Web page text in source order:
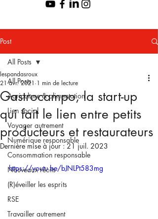
Post
All Posts
Agriculture & alimentation
Lien social
Voyager autrement
Numérique responsable
Consommation responsable
Nouveaux récits
(R)éveiller les esprits
RSE
Travailler autrement
All Posts
Gastrocampo, la start-up
qui fait le lien entre petits
producteurs et restaurateurs
lespandasroux
21 avr. 2021 1 min de lecture
Dernière mise à jour :21 juil. 2023
https://youtu.be/bJNLPt583mg